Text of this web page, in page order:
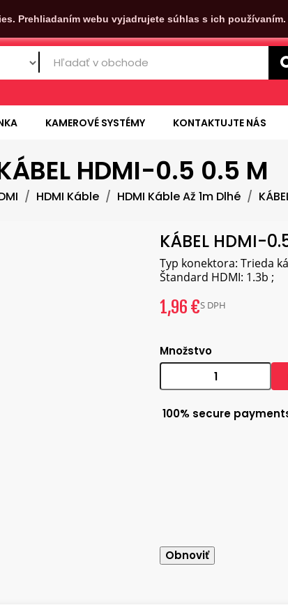
Prehliadaním webu vyjadrujete súhlas s ich používaním.
KAMEROVÉ SYSTÉMY KONTAKTUJTE NÁS
HDMI-0.5 0.5 M
HDMI Káble HDMI Káble Až 1m Dlhé
KÁBEL HDMI-
Typ konektora: Trieda
Štandard HDMI: 1.3b ;
1,96 €S DPH
Množstvo
100% secure